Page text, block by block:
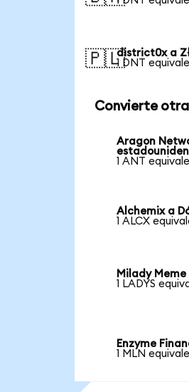
🇵🇱district0x a
1 DNT
Convierte
Aragon
1 ANT equivale
Alchemix a
1 ALCX
Milady
1 LADYS
Enzyme
1 MLN